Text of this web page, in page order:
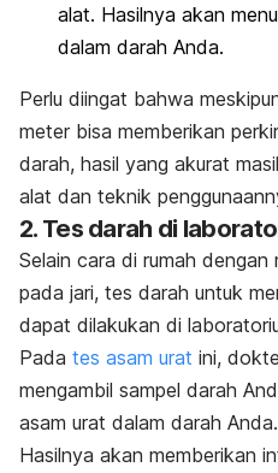
alat. Hasilnya akan
dalam darah Anda.
Perlu diingat bahwa
meter bisa memberikan
darah, hasil yang akurat
alat dan teknik
2. Tes darah di
Selain cara di rumah
pada jari, tes darah untuk
dapat dilakukan di
Pada tes asam urat ini,
mengambil sampel darah
asam urat dalam darah Anda.
Hasilnya akan memberikan